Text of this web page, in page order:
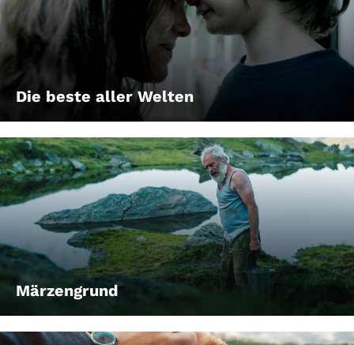
Die beste aller Welten
Märzengrund